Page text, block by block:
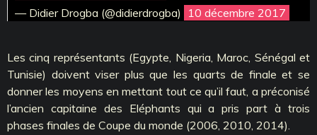
— Didier Drogba (@didierdrogba)
10 décembre 2017
Les cinq représentants (Egypte, Nigeria, Maroc, Sénégal et
Tunisie) doivent viser plus que les quarts de finale et se
donner les moyens en mettant tout ce qu’il faut, a préconisé
l’ancien capitaine des Eléphants qui a pris part à trois
phases finales de Coupe du monde (2006, 2010, 2014).